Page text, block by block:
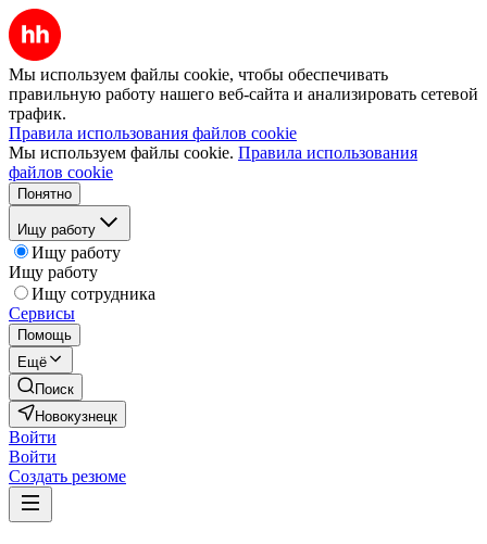
Мы используем файлы cookie, чтобы обеспечивать
правильную работу нашего веб-сайта и анализировать сетевой
трафик.
Правила использования файлов cookie
Мы используем файлы cookie. Правила использования
файлов cookie
Понятно
Ищу работу
Ищу работу
Ищу работу
Ищу сотрудника
Сервисы
Помощь
Ещё
Поиск
Новокузнецк
Войти
Войти
Создать резюме